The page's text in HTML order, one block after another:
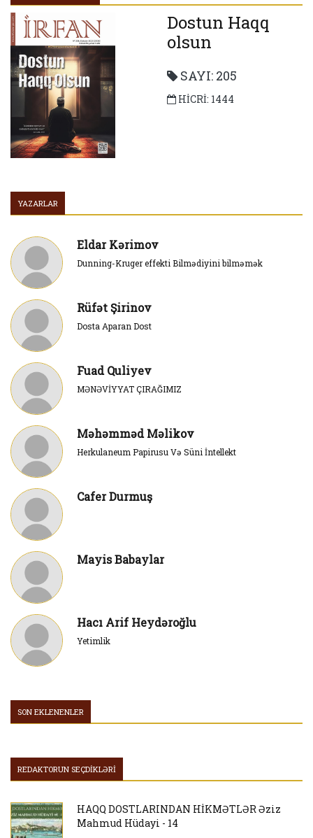
Dostun Haqq
olsun
SAYI: 205
HİCRİ: 1444
YAZARLAR
Eldar Kərimov
Dunning-Kruger effekti Bilmədiyini bilməmək
Rüfət Şirinov
Dosta Aparan Dost
Fuad Quliyev
MƏNƏVİYYAT ÇIRAĞIMIZ
Məhəmməd Məlikov
Herkulaneum Papirusu Və Süni İntellekt
Cafer Durmuş
Mayis Babaylar
Hacı Arif Heydəroğlu
Yetimlik
SON EKLENENLER
REDAKTORUN SEÇDİKLƏRİ
HAQQ DOSTLARINDAN HİKMƏTLƏR Əziz
Mahmud Hüdayi - 14